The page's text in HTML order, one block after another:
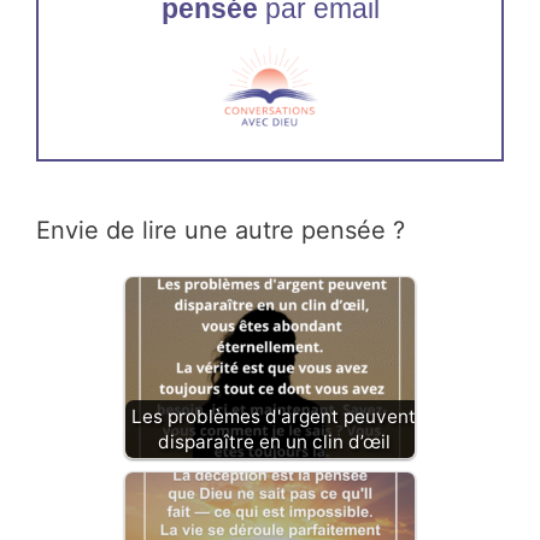
pensée par email
Envie de lire une autre pensée ?
Les problèmes d'argent peuvent
disparaître en un clin d’œil